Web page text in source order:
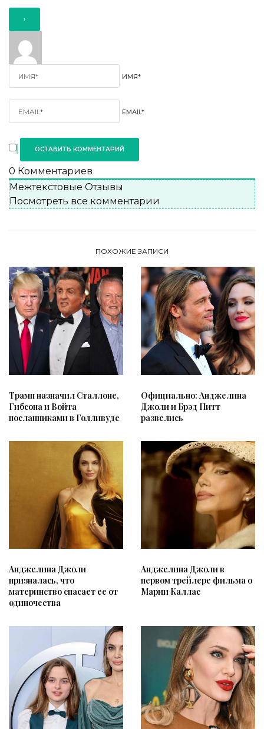
ИМЯ*
EMAIL*
0 Комментариев
Межтекстовые Отзывы
Посмотреть все комментарии
ПОХОЖИЕ ЗАПИСИ
Трамп назначил Сталлоне,
Гибсона и Войта
посланниками в Голливуде
Официально: Анджелина
Джоли и Брэд Питт
развелись
Анджелина Джоли
призналась, что
материнство спасает ее от
одиночества
Анджелина Джоли в
первом трейлере фильма о
Марии Каллас